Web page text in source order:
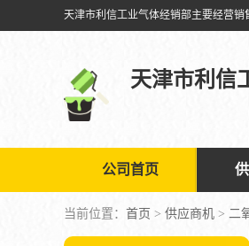
天津市利信
公司首页
当前位置： 首页 > 供应商机 > 二